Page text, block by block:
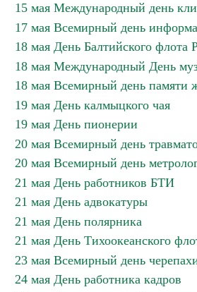
15 мая Международный день
17 мая Всемирный день
18 мая День Балтийского флота
18 мая Международный День
18 мая Всемирный день
19 мая День калмыцкого чая
19 мая День пионерии
20 мая Всемирный день
20 мая Всемирный день
21 мая День работников БТИ
21 мая День адвокатуры
21 мая День полярника
21 мая День Тихоокеанского
23 мая Всемирный день
24 мая День работника кадров